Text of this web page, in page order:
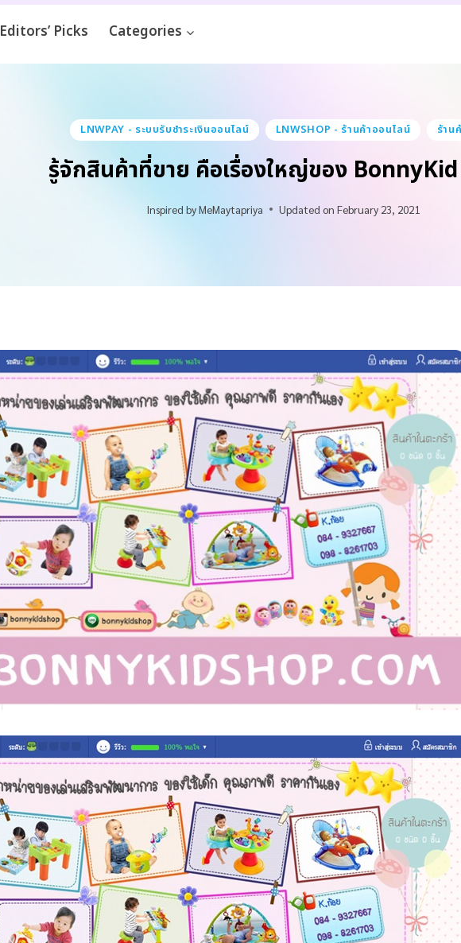
Editors’ Picks Categories
LNWPAY - ระบบรับชำระเงินออนไลน์ LNWSHOP - ร้านค้าออนไลน์ ร้าน
รู้จักสินค้าที่ขาย คือเรื่องใหญ่ของ
Inspired byMeMaytapriya Updated on February 23, 2021